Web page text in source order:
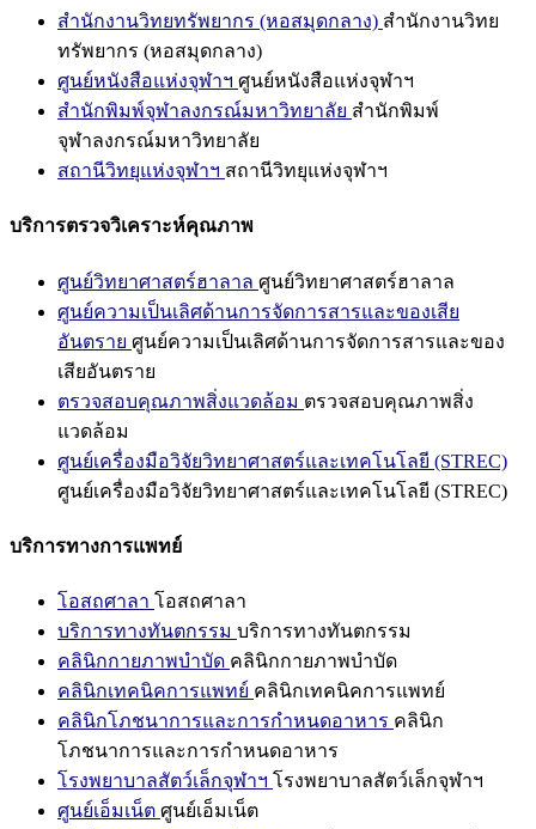
สำนักงานวิทยทรัพยากร (หอสมุดกลาง) สำนักงานวิทย
ทรัพยากร (หอสมุดกลาง)
ศูนย์หนังสือแห่งจุฬาฯ ศูนย์หนังสือแห่งจุฬาฯ
สำนักพิมพ์จุฬาลงกรณ์มหาวิทยาลัย สำนักพิมพ์
จุฬาลงกรณ์มหาวิทยาลัย
สถานีวิทยุแห่งจุฬาฯ สถานีวิทยุแห่งจุฬาฯ
บริการตรวจวิเคราะห์คุณภาพ
ศูนย์วิทยาศาสตร์ฮาลาล ศูนย์วิทยาศาสตร์ฮาลาล
ศูนย์ความเป็นเลิศด้านการจัดการสารและของเสีย
อันตราย ศูนย์ความเป็นเลิศด้านการจัดการสารและของ
เสียอันตราย
ตรวจสอบคุณภาพสิ่งแวดล้อม ตรวจสอบคุณภาพสิ่ง
แวดล้อม
ศูนย์เครื่องมือวิจัยวิทยาศาสตร์และเทคโนโลยี (STREC)
ศูนย์เครื่องมือวิจัยวิทยาศาสตร์และเทคโนโลยี (STREC)
บริการทางการแพทย์
โอสถศาลา โอสถศาลา
บริการทางทันตกรรม บริการทางทันตกรรม
คลินิกกายภาพบำบัด คลินิกกายภาพบำบัด
คลินิกเทคนิคการแพทย์ คลินิกเทคนิคการแพทย์
คลินิกโภชนาการและการกำหนดอาหาร คลินิก
โภชนาการและการกำหนดอาหาร
โรงพยาบาลสัตว์เล็กจุฬาฯ โรงพยาบาลสัตว์เล็กจุฬาฯ
ศูนย์เอ็มเน็ต ศูนย์เอ็มเน็ต